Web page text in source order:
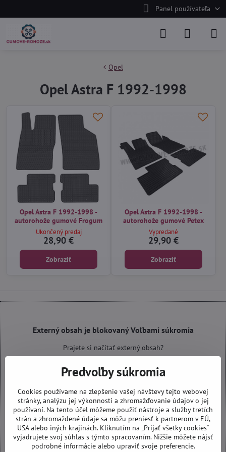
Panel používateľa
Opel
Opel Astra F 1992-1998
Opel Astra F 1992-1998 -
autorohože gumové Frogum
Ukončený predaj
28,90 €
Zobraziť
Opel Astra F 1992-1998 -
autorohože gumové Petex
Vypredané
29,90 €
Zobraziť
Externý obsah je blokovaný Voľbami súkromia
Prajete si načítať externý obsah?
Povoliť tentokrát
Povoliť a zapamätať - súhlas s druhom cookie: Funkčné
Otvoriť obsah v novom okne
Predvoľby súkromia
Cookies používame na zlepšenie vašej návštevy tejto webovej
stránky, analýzu jej výkonnosti a zhromažďovanie údajov o jej
používaní. Na tento účel môžeme použiť nástroje a služby tretích
strán a zhromaždené údaje sa môžu preniesť k partnerom v EÚ,
USA alebo iných krajinách. Kliknutím na „Prijať všetky cookies“
vyjadrujete svoj súhlas s týmto spracovaním. Nižšie môžete nájsť
podrobné informácie alebo upraviť svoje preferencie.